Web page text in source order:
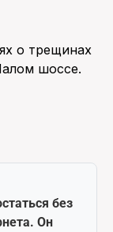
о трещинах
шоссе.
без
Он